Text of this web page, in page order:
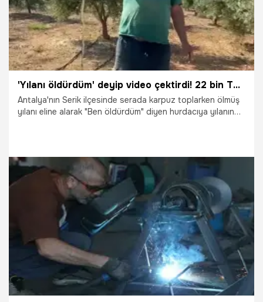
'Yılanı öldürdüm' deyip video çektirdi! 22 bin TL ceza yemekten kaçamadı
Antalya'nın Serik ilçesinde serada karpuz toplarken ölmüş
yılanı eline alarak "Ben öldürdüm" diyen hurdacıya yılanın
"Kafası ezik yılanı ölü buldum, bir an gaza gelip ‘Öldürdüm'
dedim. Zır cahilim. Ceza geldikten sonra gözüme uyku
girmiyor. Affedilmek istiyorum. Bundan sonra yılan gelip
soksa da, devlet versin onun cezasını" dedi.
Antalya